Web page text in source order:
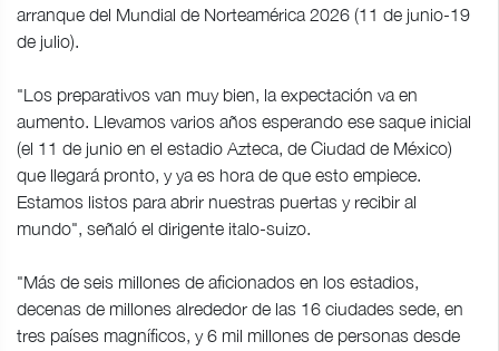
arranque del Mundial de Norteamérica 2026 (11 de junio-19
de julio).
"Los preparativos van muy bien, la expectación va en
aumento. Llevamos varios años esperando ese saque inicial
(el 11 de junio en el estadio Azteca, de Ciudad de México)
que llegará pronto, y ya es hora de que esto empiece.
Estamos listos para abrir nuestras puertas y recibir al
mundo", señaló el dirigente italo-suizo.
"Más de seis millones de aficionados en los estadios,
decenas de millones alrededor de las 16 ciudades sede, en
tres países magníficos, y 6 mil millones de personas desde